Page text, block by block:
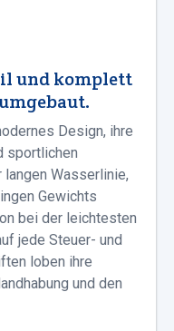
und komplett
Design, ihre
sportlichen
Wasserlinie,
Gewichts
bei der leichtesten
jede Steuer- und
loben ihre
und den